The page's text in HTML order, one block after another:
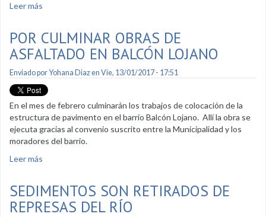
Leer más
POR CULMINAR OBRAS DE
ASFALTADO EN BALCÓN LOJANO
Enviado porYohana Diazen Vie, 13/01/2017 - 17:51
En el mes de febrero culminarán los trabajos de colocación de la
estructura de pavimento en el barrio Balcón Lojano. Allí la obra se
ejecuta gracias al convenio suscrito entre la Municipalidad y los
moradores del barrio.
Leer más
SEDIMENTOS SON RETIRADOS DE
REPRESAS DEL RÍO